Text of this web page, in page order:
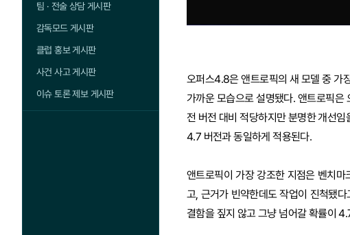
팀 · 전술 상담 게시판
감독모드 게시판
클럽 홍보 게시판
사건 사고 게시판
이슈 토론 제보 게시판
오퍼스4.8은 앤트로픽의 새 모델 중 가
가까운 모습으로 설명됐다. 앤트로픽은
전 버전 대비 적당하지만 분명한 개선
4.7 버전과 동일하게 적용된다.
앤트로픽이 가장 강조한 지점은 벤치
고, 근거가 빈약한데도 작업이 진척됐
결함을 짚지 않고 그냥 넘어갈 확률이